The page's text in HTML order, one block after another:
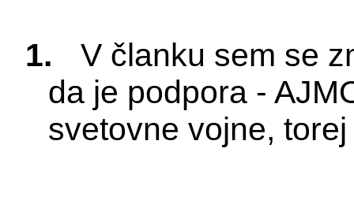
1.
V članku sem se
da je podpora -
svetovne vojne,